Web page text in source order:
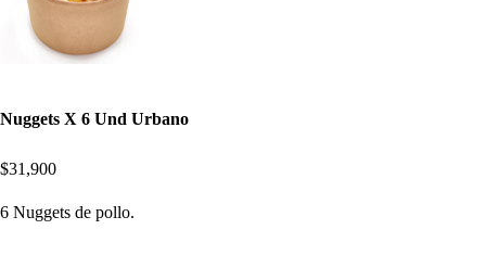
Nuggets X 6 Und Urbano
$31,900
6 Nuggets de pollo.